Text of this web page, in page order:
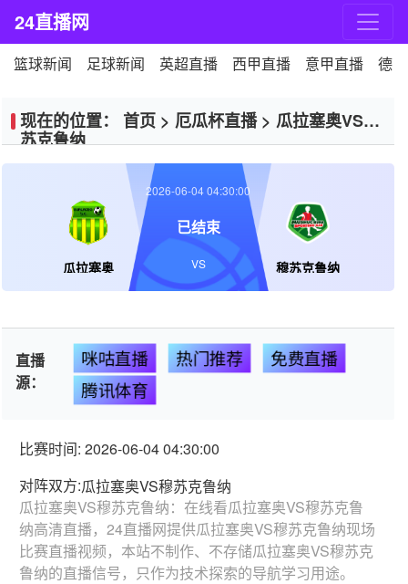
24直播网
篮球新闻 足球新闻 英超直播 西甲直播 意甲直播 德
现在的位置： 首页 > 厄瓜杯直播> 瓜拉塞奥VS穆
苏克鲁纳
瓜拉塞奥 穆苏克鲁纳
2026-06-04 04:30:00
已结束
VS
直播
源：
咪咕直播 热门推荐
免费直播
腾讯体育
比赛时间: 2026-06-04 04:30:00
对阵双方:瓜拉塞奥VS穆苏克鲁纳
瓜拉塞奥VS穆苏克鲁纳：在线看瓜拉塞奥VS穆苏克鲁
纳高清直播，24直播网提供瓜拉塞奥VS穆苏克鲁纳现场
比赛直播视频，本站不制作、不存储瓜拉塞奥VS穆苏克
鲁纳的直播信号，只作为技术探索的导航学习用途。